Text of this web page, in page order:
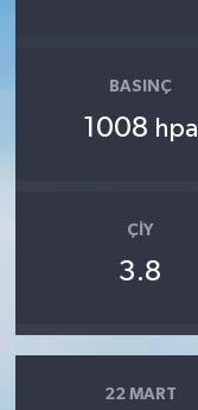
BASINÇ
1008 hpa
ÇIY
3.8
22 MART
OLAY
Resmi İlanlar
SAĞLIK
Savaştepe
SEYAHAT